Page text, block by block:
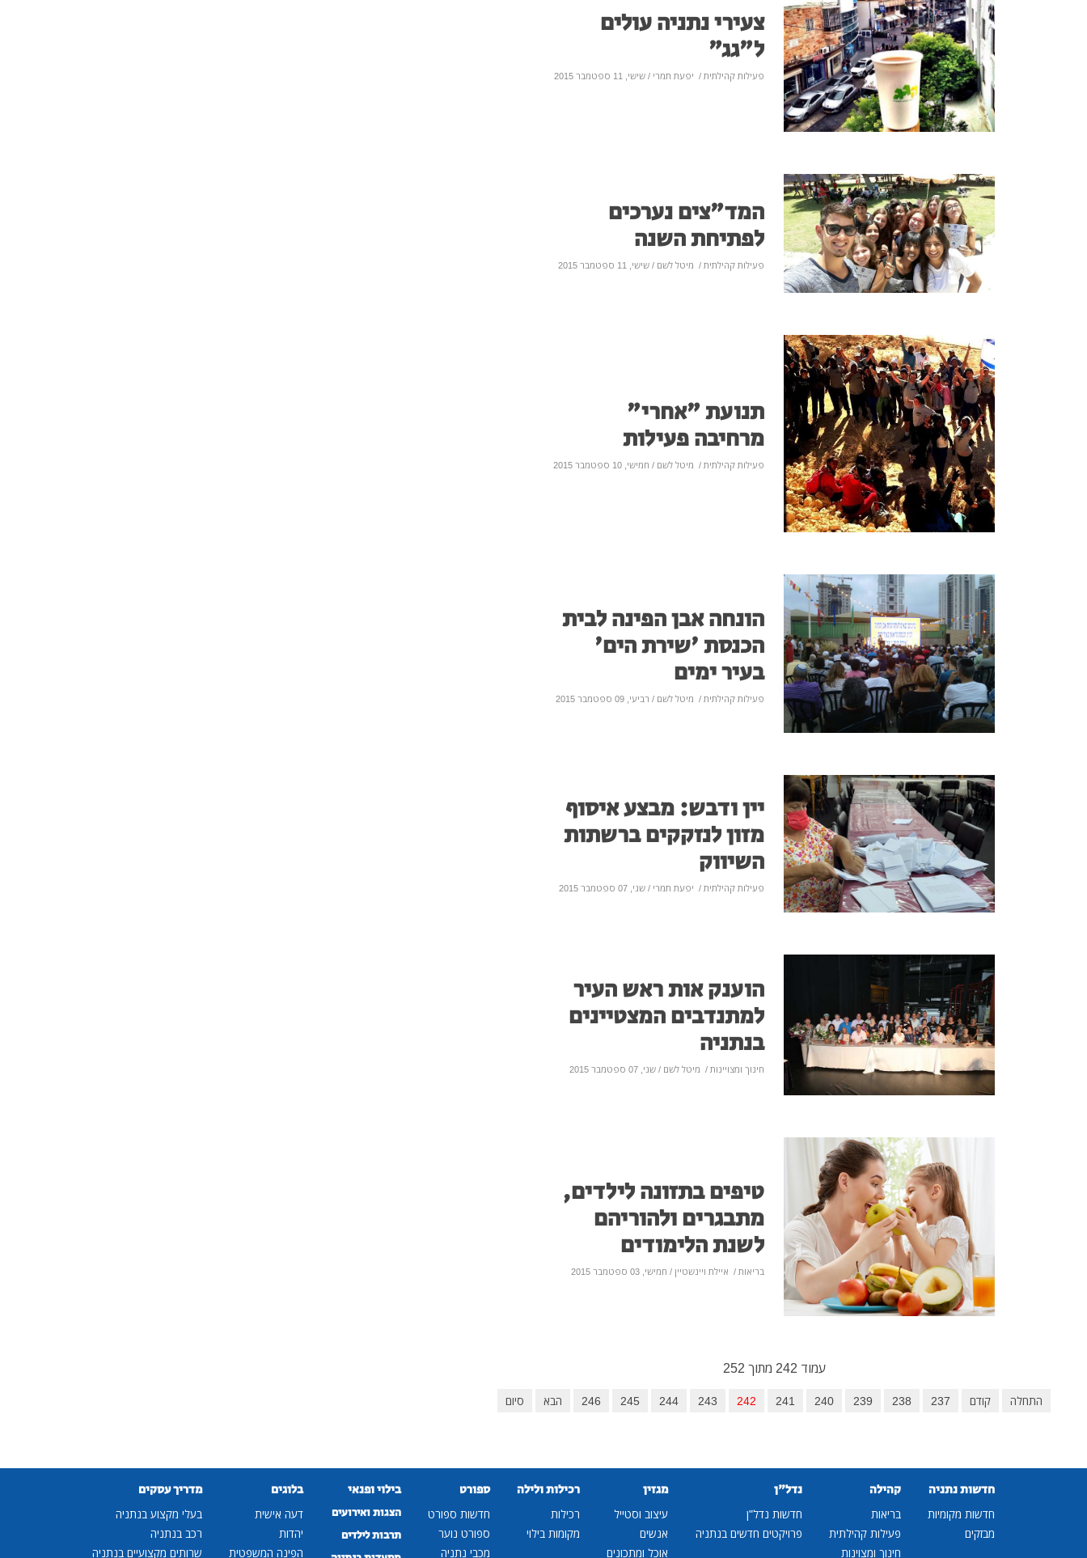
צעירי נתניה עולים
ל"גג"
פעילות קהילתית / יפעת תמרי / שישי, 11 ספטמבר 2015
המד"צים נערכים
לפתיחת השנה
פעילות קהילתית / מיטל לשם / שישי, 11 ספטמבר 2015
תנועת "אחרי"
מרחיבה פעילות
פעילות קהילתית / מיטל לשם / חמישי, 10 ספטמבר 2015
הונחה אבן הפינה לבית
הכנסת 'שירת הים'
בעיר ימים
פעילות קהילתית / מיטל לשם / רביעי, 09 ספטמבר 2015
יין ודבש: מבצע איסוף
מזון לנזקקים ברשתות
השיווק
פעילות קהילתית / יפעת תמרי / שני, 07 ספטמבר 2015
הוענק אות ראש העיר
למתנדבים המצטיינים
בנתניה
חינוך ומצויינות / מיטל לשם / שני, 07 ספטמבר 2015
טיפים בתזונה לילדים,
מתבגרים ולהוריהם
לשנת הלימודים
בריאות / איילת ויינשטיין / חמישי, 03 ספטמבר 2015
עמוד 242 מתוך 252
התחלה קודם 237
238
239
240
241
242
243
244
245
246 הבא סיום
חדשות נתניה
חדשות מקומיות
מבזקים
קהילה
בריאות
פעילות קהילתית
חינוך ומצוינות
נדל"ן
חדשות נדל"ן
פרויקטים חדשים בנתניה
מגזין
עיצוב וסטייל
אנשים
אוכל ומתכונים
רכילות ולילה
רכילות
מקומות בילוי
ספורט
חדשות ספורט
ספורט נוער
מכבי נתניה
בילוי ופנאי
הצגות ואירועים
תרבות לילדים
בלוגים
דעה אישית
יהדות
הפינה המשפטית
מדריך עסקים
בעלי מקצוע בנתניה
רכב בנתניה
שרותים מקצועיים בנתניה